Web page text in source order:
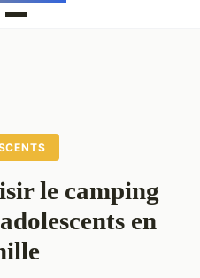
le camping
en